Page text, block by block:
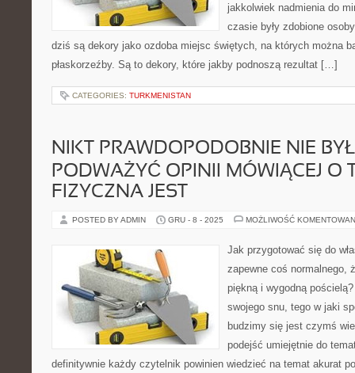
jakkolwiek nadmienia do
czasie były zdobione
dziś są dekory jako ozdoba miejsc świętych, na których można
płaskorzeźby. Są to dekory, które jakby podnoszą rezultat […]
CATEGORIES: TURKMENISTAN
NIKT PRAWDOPODOBNIE NIE
PODWAŻYĆ OPINII MÓWIĄCEJ O
FIZYCZNA JEST
POSTED BY ADMIN GRU - 8 - 2025 MOŻLIWOŚĆ
Jak przygotować się do
zapewne coś normalnego,
piękną i wygodną
swojego snu, tego w jaki
budzimy się jest czymś
podejść umiejętnie do
definitywnie każdy czytelnik powinien wiedzieć na temat akurat